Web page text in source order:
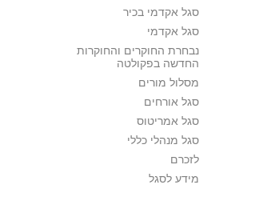
סגל אקדמי בכיר
סגל אקדמי
נבחרת החוקרים והחוקרות
החדשה בפקולטה
מסלול מורים
סגל אורחים
סגל אמריטוס
סגל מנהלי כללי
לזכרם
מידע לסגל